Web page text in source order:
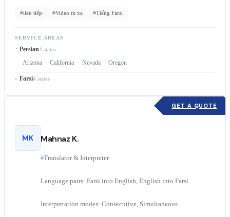
liên tiếp Video từ xa Tiếng Farsi
SERVICE AREAS
Persian4 states
Arizona California Nevada Oregon
Farsi4 states
GET A QUOTE
MK Mahnaz K.
Translator & Interpreter
Language pairs: Farsi into English, English into Farsi
Interpretation modes: Consecutive, Simultaneous